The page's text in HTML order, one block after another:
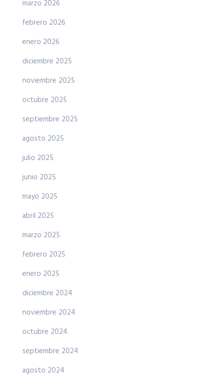
marzo 2026
febrero 2026
enero 2026
diciembre 2025
noviembre 2025
octubre 2025
septiembre 2025
agosto 2025
julio 2025
junio 2025
mayo 2025
abril 2025
marzo 2025
febrero 2025
enero 2025
diciembre 2024
noviembre 2024
octubre 2024
septiembre 2024
agosto 2024